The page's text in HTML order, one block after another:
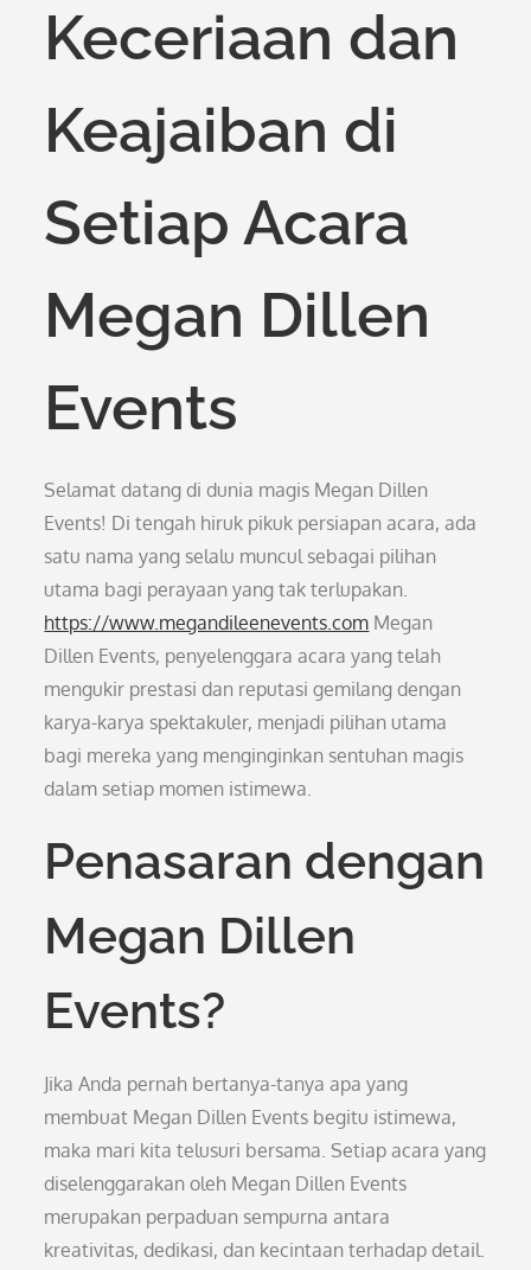
Keceriaan dan
Keajaiban di
Setiap Acara
Megan Dillen
Events
Selamat datang di dunia magis Megan Dillen
Events! Di tengah hiruk pikuk persiapan acara, ada
satu nama yang selalu muncul sebagai pilihan
utama bagi perayaan yang tak terlupakan.
https://www.megandileenevents.com Megan
Dillen Events, penyelenggara acara yang telah
mengukir prestasi dan reputasi gemilang dengan
karya-karya spektakuler, menjadi pilihan utama
bagi mereka yang menginginkan sentuhan magis
dalam setiap momen istimewa.
Penasaran dengan
Megan Dillen
Events?
Jika Anda pernah bertanya-tanya apa yang
membuat Megan Dillen Events begitu istimewa,
maka mari kita telusuri bersama. Setiap acara yang
diselenggarakan oleh Megan Dillen Events
merupakan perpaduan sempurna antara
kreativitas, dedikasi, dan kecintaan terhadap detail.